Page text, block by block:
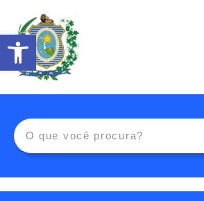
Abrir a barra de